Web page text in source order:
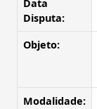
Data
Disputa:
Objeto:
Modalidade: